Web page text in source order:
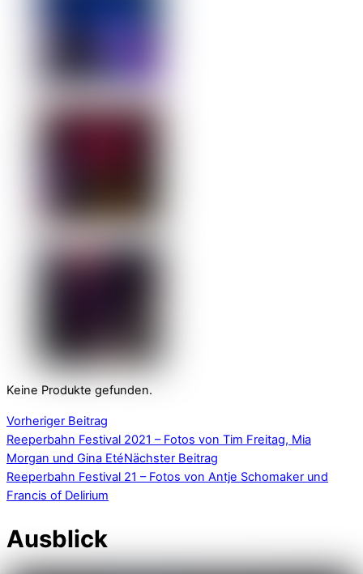
Keine Produkte gefunden.
Vorheriger Beitrag
Reeperbahn Festival 2021 – Fotos von Tim Freitag, Mia
Morgan und Gina EtéNächster Beitrag
Reeperbahn Festival 21 – Fotos von Antje Schomaker und
Francis of Delirium
Ausblick